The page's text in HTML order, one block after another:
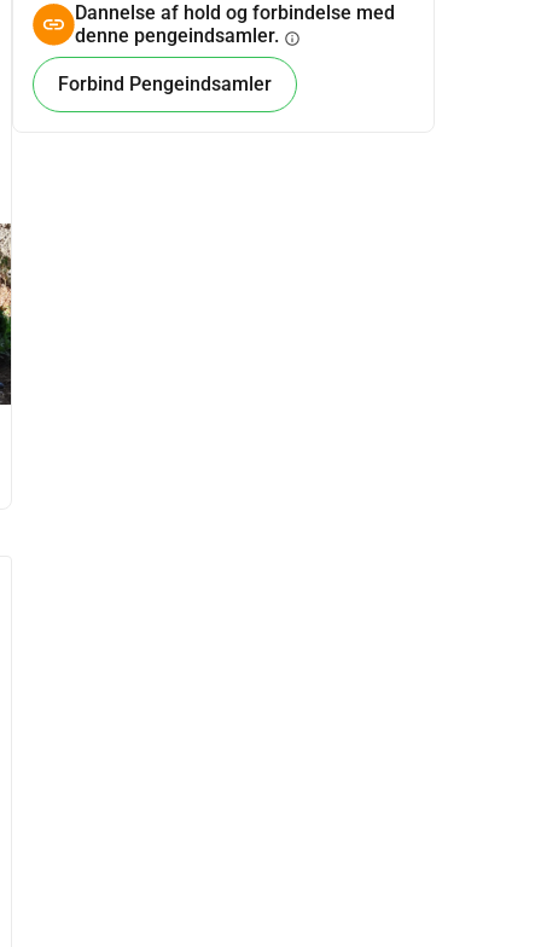
Dannelse af hold og forbindelse med
denne pengeindsamler. info
Forbind Pengeindsamler